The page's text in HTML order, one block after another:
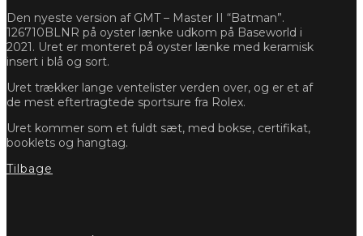
Den nyeste version af GMT – Master II “Batman”.
126710BLNR på oyster lænke udkom på Baseworld i
2021. Uret er monteret på oyster lænke med keramisk
insert i blå og sort.
Uret trækker lange ventelister verden over, og er et af
de mest eftertragtede sportsure fra Rolex.
Uret kommer som et fuldt sæt, med bokse, certifikat,
booklets og hangtag.
Tilbage